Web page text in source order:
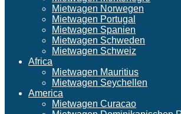
Mietwagen Norwegen
Mietwagen Portugal
Mietwagen Spanien
Mietwagen Schweden
Mietwagen Schweiz
Africa
Mietwagen Mauritius
Mietwagen Seychellen
America
Mietwagen Curacao